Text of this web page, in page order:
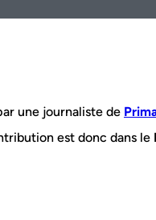
une journaliste de
est donc dans le